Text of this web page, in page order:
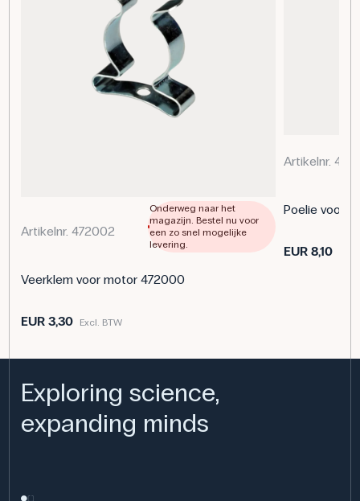
Stroom: 0.03 A
Spanning: 2 V
Artikelnr. 472002
Onderweg naar het
magazijn. Bestel nu voor
een zo snel mogelijke
levering.
Veerklem voor motor 472000
EUR 3,30 Excl. BTW
Artikelnr.
Poelie voor
EUR 8,10
Exploring science,
expanding minds